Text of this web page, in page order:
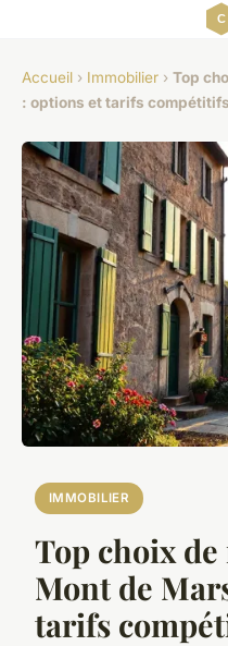
Accueil › Immobilier › Top
: options et tarifs compétitifs
IMMOBILIER
Top choix de
Mont de
tarifs